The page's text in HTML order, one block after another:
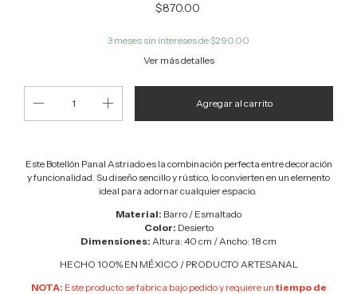
$870.00
3 meses sin intereses de $290.00
Ver más detalles
Este Botellón Panal Astriado es la combinación perfecta entre decoración
y funcionalidad. Su diseño sencillo y rústico, lo convierten en un elemento
ideal para adornar cualquier espacio.
Material: Barro / Esmaltado
Color: Desierto
Dimensiones: Altura: 40 cm / Ancho: 18 cm
HECHO 100% EN MÉXICO / PRODUCTO ARTESANAL
NOTA: Este producto se fabrica bajo pedido y requiere untiempo de